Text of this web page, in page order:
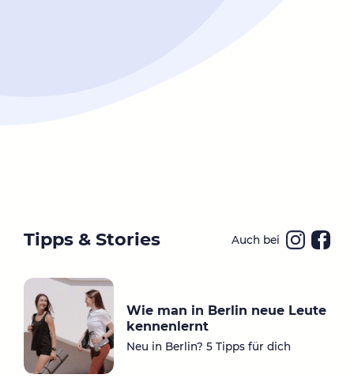
Tipps & Stories Auch bei
a
ok
Wie man in Berlin neue Leute
kennenlernt
Neu in Berlin? 5 Tipps für dich